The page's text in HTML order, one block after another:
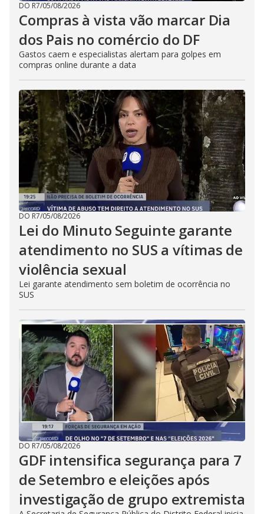
DO R7/05/08/2026
Compras à vista vão marcar Dia
dos Pais no comércio do DF
Gastos caem e especialistas alertam para golpes em
compras online durante a data
DO R7/05/08/2026
Lei do Minuto Seguinte garante
atendimento no SUS a vítimas de
violência sexual
Lei garante atendimento sem boletim de ocorrência no
SUS
DO R7/05/08/2026
GDF intensifica segurança para 7
de Setembro e eleições após
investigação de grupo extremista